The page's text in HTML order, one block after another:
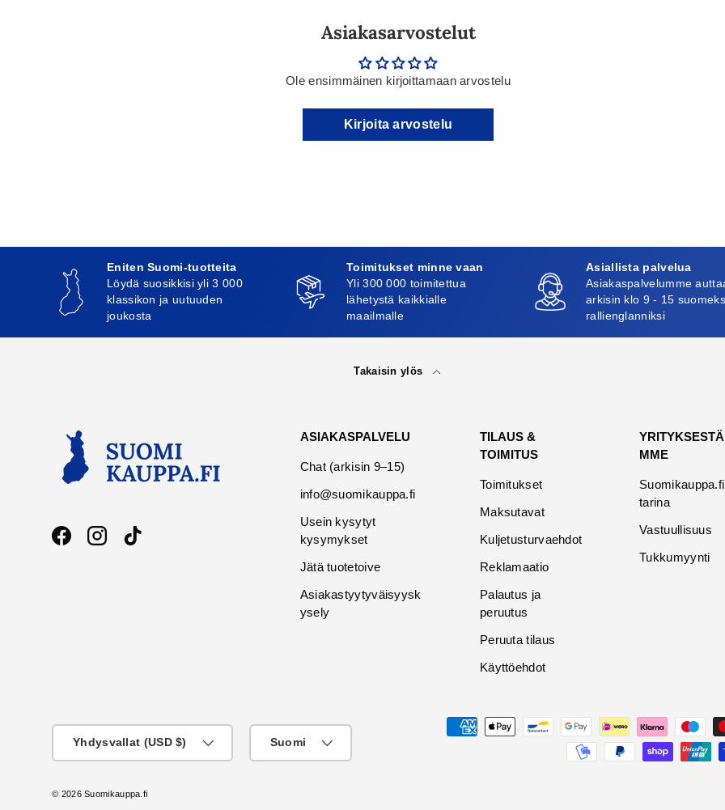
Asiakasarvostelut
Ole ensimmäinen kirjoittamaan arvostelu
Kirjoita arvostelu
Eniten Suomi-tuotteita
Löydä suosikkisi yli 3 000
klassikon ja uutuuden
joukosta
Toimitukset minne vaan
Yli 300 000 toimitettua
lähetystä kaikkialle
maailmalle
Asiallista palvelua
Asiakaspalvelumme
arkisin klo 9 - 15
rallienglanniksi
Takaisin ylös
FacebookInstagramTikTok
ASIAKASPALVELU
Chat (arkisin 9–15)
info@suomikauppa.fi
Usein kysytyt
kysymykset
Jätä tuotetoive
Asiakastyytyväisyysk
ysely
TILAUS &
TOIMITUS
Toimitukset
Maksutavat
Kuljetusturvaehdot
Reklamaatio
Palautus ja
peruutus
Peruuta tilaus
Käyttöehdot
YRITYKSESTÄ
MME
Suomikauppa.fi
tarina
Vastuullisuus
Tukkumyynti
Maksutavat
Yhdysvallat (USD $)
Suomi
© 2026Suomikauppa.fi